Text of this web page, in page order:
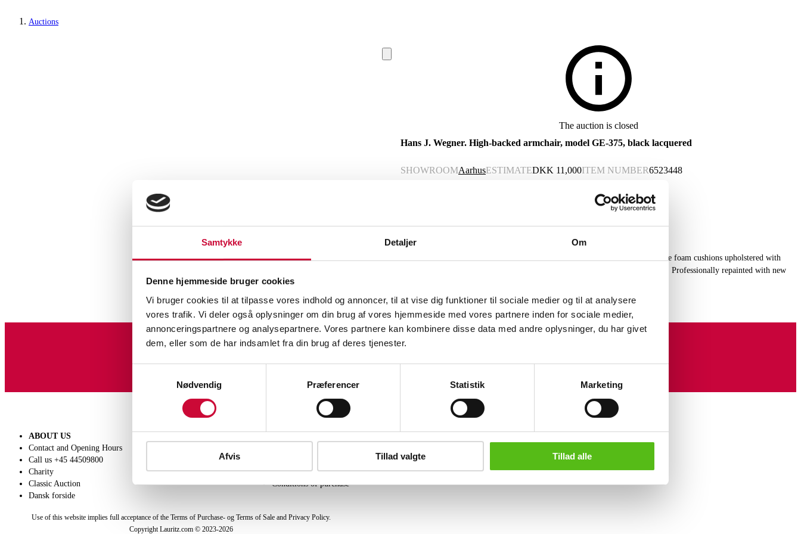
Samtykke Detaljer Om
Denne hjemmeside bruger cookies
Vi bruger cookies til at tilpasse vores indhold og annoncer, til at vise dig funktioner til sociale medier og til at analysere
vores trafik. Vi deler også oplysninger om din brug af vores hjemmeside med vores partnere inden for sociale medier,
annonceringspartnere og analysepartnere. Vores partnere kan kombinere disse data med andre oplysninger, du har givet
dem, eller som de har indsamlet fra din brug af deres tjenester.
Nødvendig
Præferencer Statistik Marketing
Afvis Tillad valgte Tillad alle
Auctions
The auction is closed
Hans J. Wegner. High-backed armchair, model GE-375, black lacquered
SHOWROOMAarhusESTIMATEDKK 11,000ITEM NUMBER6523448
Hans J. Wegner (1914-2007). High-backed armchair with solid oak frame, loose foam cushions upholstered with
wool. Designed in 1969. Manufactured by Getama, model GE-375. SH. 42 cm. Professionally repainted with new
Similar lots
ABOUT US
Contact and Opening Hours
Call us +45 44509800
Charity
Classic Auction
Dansk forside
Conditions of sale
Privacy Policy
Conditions of purchase
Use of this website implies full acceptance of the Terms of Purchase- og Terms of Sale and Privacy Policy.
Copyright Lauritz.com © 2023-2026